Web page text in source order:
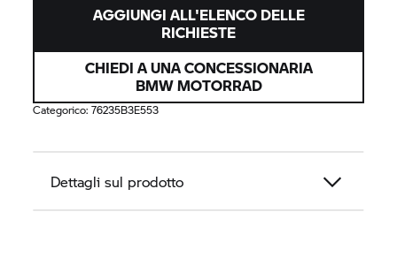
AGGIUNGI ALL'ELENCO DELLE
RICHIESTE
CHIEDI A UNA CONCESSIONARIA
BMW MOTORRAD
Categorico:76235B3E553
Dettagli sul prodotto